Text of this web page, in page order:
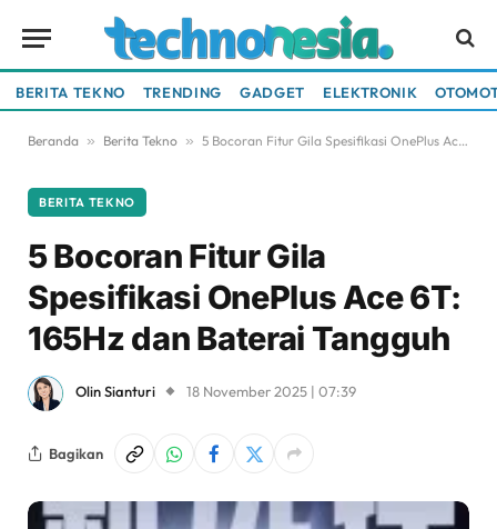
BERITA TEKNO TRENDING GADGET ELEKTRONIK
Beranda » Berita Tekno » 5 Bocoran Fitur Gila Spesifikasi OnePlus Ace 6T: 165Hz dan Baterai Tangguh
BERITA TEKNO
5 Bocoran Fitur Gila
Spesifikasi OnePlus Ace 6T:
165Hz dan Baterai Tangguh
Olin Sianturi 18 November 2025 | 07:39
Bagikan